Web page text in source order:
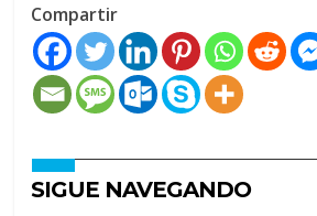
Compartir
SIGUE NAVEGANDO